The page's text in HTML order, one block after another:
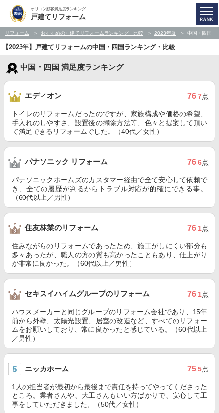
オリコン顧客満足度ランキング
戸建てリフォーム
リフォーム おすすめの戸建てリフォームランキング・比較 2023年版 中国・四国
【2023年】戸建てリフォームの中国・四国ランキング・比較
中国・四国 満足度ランキング
エディオン 76.7点
トイレのリフォームだったのですが、家族構成や価格の希望、
手入れのしやすさ、設置後の掃除方法等、色々と提案して頂い
て満足できるリフォームでした。（40代／女性）
パナソニック リフォーム 76.6点
パナソニックホームズのカスタマー経由で全て安心して依頼で
き、全ての履歴が判るからトラブル対応が的確にできる事。
（60代以上／男性）
住友林業のリフォーム 76.1点
住みながらのリフォームであったため、施工がしにくい部分も
多々あったが、職人の方の質も高かったこともあり、仕上がり
が非常に良かった。（60代以上／男性）
セキスイハイムグループのリフォーム 76.1点
ハウスメーカーと同じグループのリフォーム会社であり、15年
前から外壁、太陽光設置、居室の改造など、すべてのリフォー
ムをお願いしており、常に良かったと感じている。（60代以上
／男性）
ニッカホーム 75.5点
1人の担当者が最初から最後まで責任を持ってやってくださった
ところ。業者さんや、大工さんもいい方ばかりで、安心して工
事をしていただきました。（50代／女性）